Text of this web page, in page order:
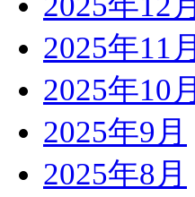
2025年11月
2025年10月
2025年9月
2025年8月